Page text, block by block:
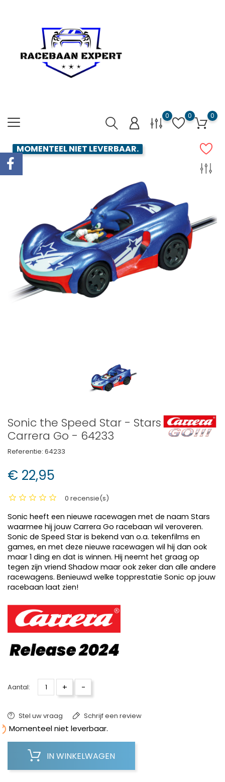
0 0 0
MOMENTEEL NIET LEVERBAAR.
Sonic the Speed Star - Stars -
Carrera Go - 64233
Referentie: 64233
€ 22,95
0 recensie(s)
Sonic heeft een nieuwe racewagen met de naam Stars
waarmee hij jouw Carrera Go racebaan wil veroveren.
Sonic de Speed Star is bekend van o.a. tekenfilms en
games, en met deze nieuwe racewagen wil hij dan ook
maar 1 ding en dat is winnen. Hij neemt het graag op
tegen zijn vriend Shadow maar ook zeker dan alle andere
racewagens. Benieuwd welke topprestatie Sonic op jouw
racebaan laat zien!
Aantal: + -
Stel uw vraag Schrijf een review
Momenteel niet leverbaar.
IN WINKELWAGEN